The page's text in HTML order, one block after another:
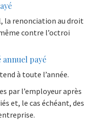
la renonciation au droit
contre l’octroi
payé
à toute l’année.
par l’employeur après
et, le cas échéant, des